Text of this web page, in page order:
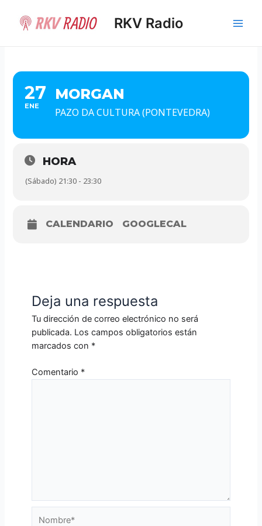
contenido
RKV Radio
27
ENE
MORGAN
PAZO DA CULTURA (PONTEVEDRA)
HORA
(Sábado) 21:30 - 23:30
CALENDARIO GOOGLECAL
Deja una respuesta
Tu dirección de correo electrónico no será
publicada. Los campos obligatorios están
marcados con *
Comentario *